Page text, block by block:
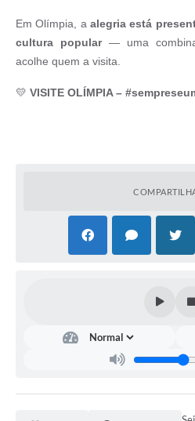
Em Olímpia, a alegria está
cultura popular— uma
acolhe quem a visita.
💛 VISITE OLÍMPIA –